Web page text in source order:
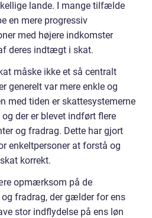
lande. I mange tilfælde
en mere progressiv
med højere indkomster
deres indtægt i skat.
måske ikke et så centralt
generelt var mere enkle og
med tiden er skattesystemerne
der er blevet indført flere
og fradrag. Dette har gjort
enkeltpersoner at forstå og
korrekt.
opmærksom på de
fradrag, der gælder for ens
stor indflydelse på ens løn